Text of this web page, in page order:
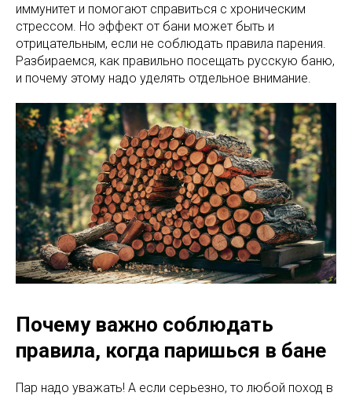
иммунитет и помогают справиться с хроническим
стрессом. Но эффект от бани может быть и
отрицательным, если не соблюдать правила парения.
Разбираемся, как правильно посещать русскую баню,
и почему этому надо уделять отдельное внимание.
Почему важно соблюдать
правила, когда паришься в бане
Пар надо уважать! А если серьезно, то любой поход в